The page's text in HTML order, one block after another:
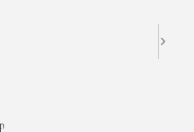
Ertrag